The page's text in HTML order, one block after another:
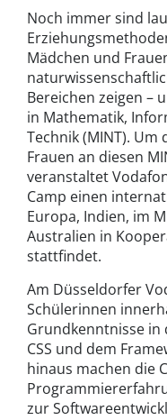
Noch immer sind
Mädchen und
Bereichen zeigen –
in Mathematik,
Technik (MINT).
Frauen an diesen
veranstaltet
Camp einen
Europa, Indien, im
Australien in
stattfindet.
Am Düsseldorfer
Schülerinnen
Grundkenntnisse in
CSS und dem
hinaus machen die
zur